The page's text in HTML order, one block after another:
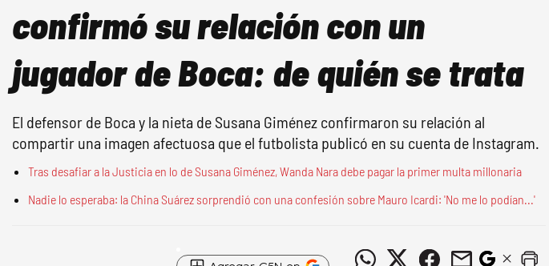
confirmó su relación con un
jugador de Boca: de quién se trata
El defensor de Boca y la nieta de Susana Giménez confirmaron su relación al
compartir una imagen afectuosa que el futbolista publicó en su cuenta de Instagram.
Tras desafiar a la Justicia en lo de Susana Giménez, Wanda Nara debe pagar la primer multa millonaria
Nadie lo esperaba: la China Suárez sorprendió con una confesión sobre Mauro Icardi: 'No me lo podían...'